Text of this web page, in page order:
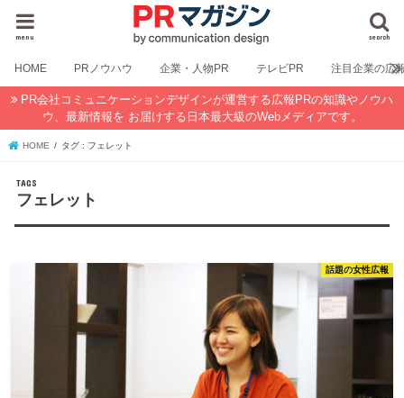
search
menu
HOME PRノウハウ 企業・人物PR テレビPR 注目企業の広
PR会社コミュニケーションデザインが運営する広報PRの知識やノウハ
ウ、最新情報を お届けする日本最大級のWebメディアです。
HOME タグ : フェレット
フェレット
話題の女性広報